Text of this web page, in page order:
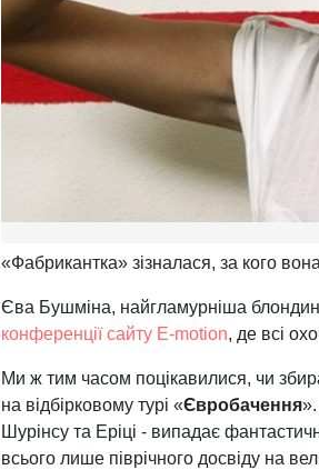
«Фабрикантка» зізналася, за кого
Єва Бушміна, найгламурніша
конференції сайту E-motion, де всі
Ми ж тим часом поцікавилися, чи
на відбірковому турі «Євробачення
Шурінсу та Еріці - випадає
всього лише піврічного досвіду на